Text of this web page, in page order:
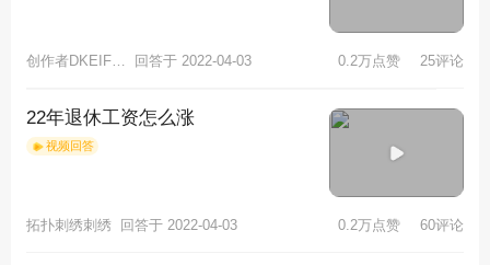
回答于 2022-04-03 0.2万点赞 25评论
22年退休工资怎么涨
视频回答
拓扑刺绣刺绣 回答于 2022-04-03 0.2万点赞 60评论